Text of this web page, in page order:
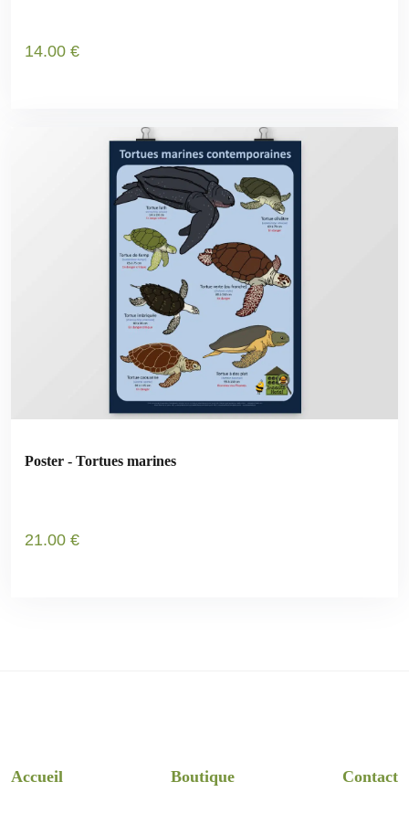
14.00 €
Poster - Tortues marines
21.00 €
Accueil Boutique Contact